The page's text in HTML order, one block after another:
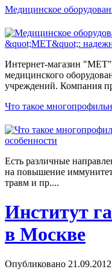
Медицинское
Интернет-магазин "МЕТ"
медицинского
учреждений. Компания
Что такое
Есть различные
на повышение
травм и пр....
Институт
в Москве
Опубликовано